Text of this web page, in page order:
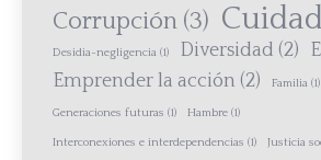
Corrupción (3)
Desidia-negligencia (1) Diversidad (2)
Emprender la acción (2) Familia (1)
Generaciones futuras (1) Hambre (1)
Interconexiones e interdependencias (1) Justicia